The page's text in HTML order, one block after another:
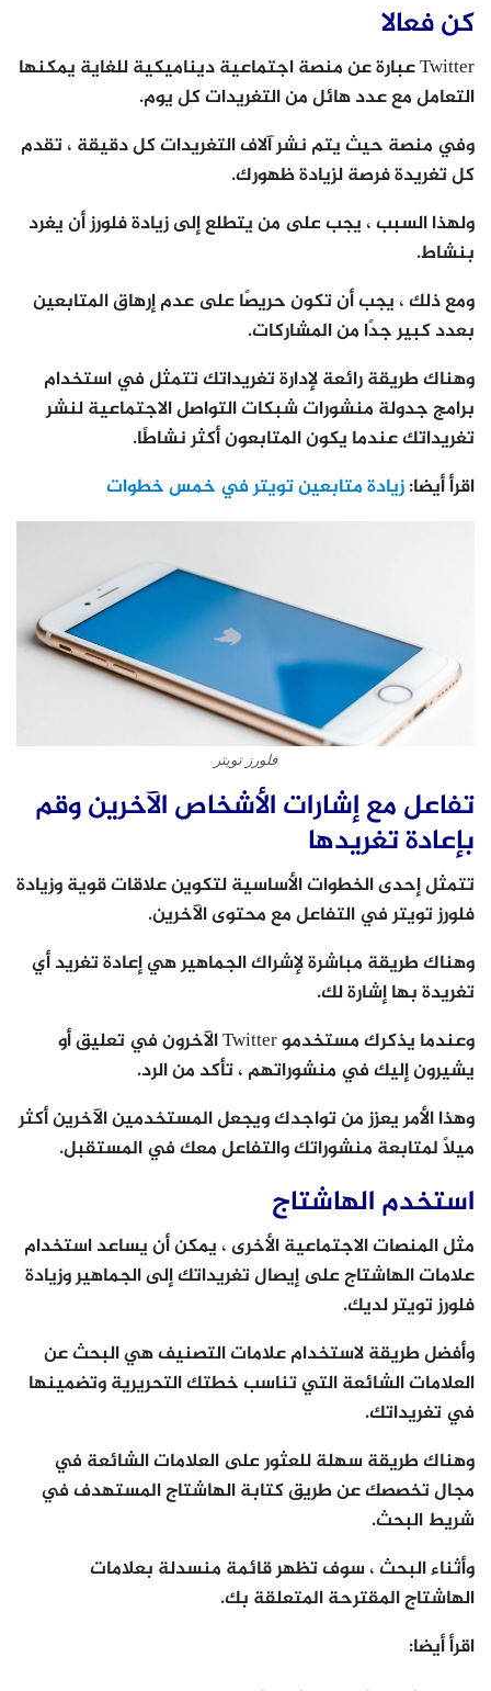
كن فعالا
Twitter عبارة عن منصة اجتماعية ديناميكية للغاية يمكنها
التعامل مع عدد هائل من التغريدات كل يوم.
وفي منصة حيث يتم نشر آلاف التغريدات كل دقيقة ، تقدم
كل تغريدة فرصة لزيادة ظهورك.
ولهذا السبب ، يجب على من يتطلع إلى زيادة فلورز أن يغرد
بنشاط.
ومع ذلك ، يجب أن تكون حريصًا على عدم إرهاق المتابعين
بعدد كبير جدًا من المشاركات.
وهناك طريقة رائعة لإدارة تغريداتك تتمثل في استخدام
برامج جدولة منشورات شبكات التواصل الاجتماعية لنشر
تغريداتك عندما يكون المتابعون أكثر نشاطًا.
اقرأ أيضا:زيادة متابعين تويتر في خمس خطوات
فلورز تويتر
تفاعل مع إشارات الأشخاص الآخرين وقم
بإعادة تغريدها
تتمثل إحدى الخطوات الأساسية لتكوين علاقات قوية وزيادة
فلورز تويتر في التفاعل مع محتوى الآخرين.
وهناك طريقة مباشرة لإشراك الجماهير هي إعادة تغريد أي
تغريدة بها إشارة لك.
وعندما يذكرك مستخدمو Twitter الآخرون في تعليق أو
يشيرون إليك في منشوراتهم ، تأكد من الرد.
وهذا الأمر يعزز من تواجدك ويجعل المستخدمين الآخرين أكثر
ميلًا لمتابعة منشوراتك والتفاعل معك في المستقبل.
استخدم الهاشتاج
مثل المنصات الاجتماعية الأخرى ، يمكن أن يساعد استخدام
علامات الهاشتاج على إيصال تغريداتك إلى الجماهير وزيادة
فلورز تويتر لديك.
وأفضل طريقة لاستخدام علامات التصنيف هي البحث عن
العلامات الشائعة التي تناسب خطتك التحريرية وتضمينها
في تغريداتك.
وهناك طريقة سهلة للعثور على العلامات الشائعة في
مجال تخصصك عن طريق كتابة الهاشتاج المستهدف في
شريط البحث.
وأثناء البحث ، سوف تظهر قائمة منسدلة بعلامات
الهاشتاج المقترحة المتعلقة بك.
اقرأ أيضا: